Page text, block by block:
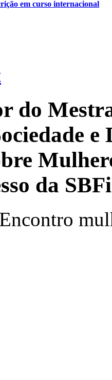
em curso internacional
do
da